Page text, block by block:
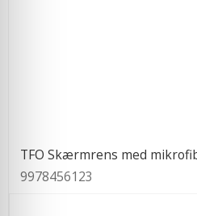
TFO Skærmrens med
9978456123